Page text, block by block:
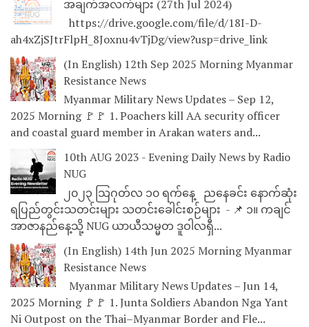
အချက်အလက်များ (27th Jul 2024)
https://drive.google.com/file/d/18I-D-
ah4xZjSJtrFlpH_8Joxnu4vTjDg/view?usp=drive_link
(In English) 12th Sep 2025 Morning Myanmar
Resistance News
Myanmar Military News Updates – Sep 12,
2025 Morning 🚩🚩 1. Poachers kill AA security officer
and coastal guard member in Arakan waters and...
10th AUG 2023 - Evening Daily News by Radio
NUG
၂၀၂၃ သြဂုတ်လ ၁၀ ရက်နေ့ ညနေခင်း နောက်ဆုံး
ရပြည်တွင်းသတင်းများ သတင်းခေါင်းစဉ်များ - 📌 ၁။ ကချင်
အာဇာနည်နေ့သို့ NUG ယာယီသမ္မတ ဒူဝါလရှီ...
(In English) 14th Jun 2025 Morning Myanmar
Resistance News
Myanmar Military News Updates – Jun 14,
2025 Morning 🚩🚩 1. Junta Soldiers Abandon Nga Yant
Ni Outpost on the Thai–Myanmar Border and Fle...